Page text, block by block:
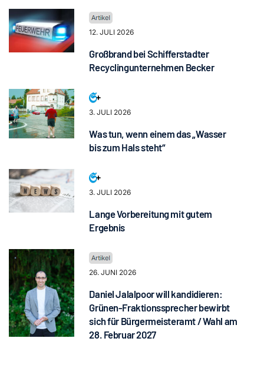
12. JULI 2026
Großbrand bei Schifferstadter
Recyclingunternehmen Becker
3. JULI 2026
Was tun, wenn einem das „Wasser
bis zum Hals steht“
3. JULI 2026
Lange Vorbereitung mit gutem
Ergebnis
26. JUNI 2026
Daniel Jalalpoor will kandidieren:
Grünen-Fraktionssprecher bewirbt
sich für Bürgermeisteramt / Wahl am
28. Februar 2027